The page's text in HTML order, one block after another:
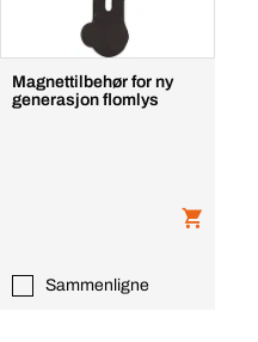
Magnettilbehør for ny
generasjon flomlys
Sammenligne